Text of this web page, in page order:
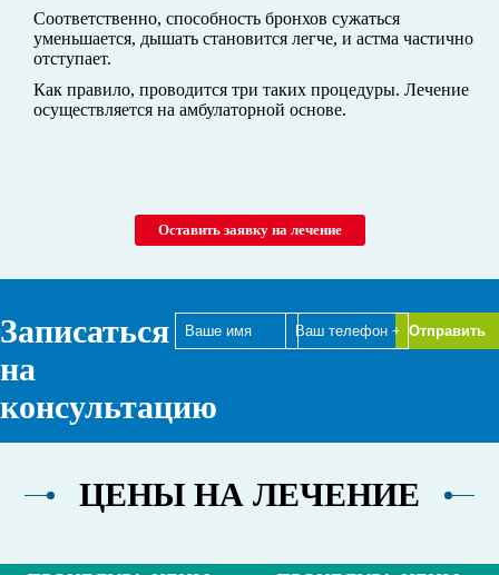
Соответственно, способность бронхов сужаться
уменьшается, дышать становится легче, и астма частично
отступает.
Как правило, проводится три таких процедуры. Лечение
осуществляется на амбулаторной основе.
Оставить заявку на лечение
Записаться
на
консультацию
ЦЕНЫ НА ЛЕЧЕНИЕ